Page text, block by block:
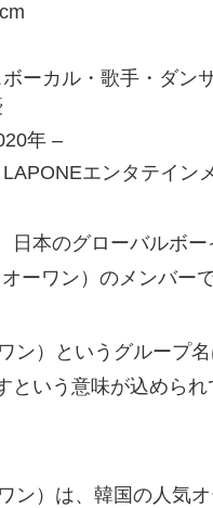
ーカル・歌手・ダン
年 –
エンタテイン
日本のグローバルボー
ーワン）のメンバーで
ン）というグループ
という意味が込められ
ン）は、韓国の人気